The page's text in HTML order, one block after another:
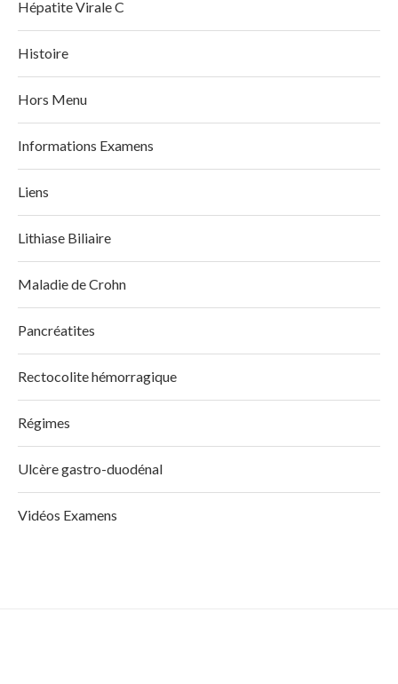
Hépatite Virale C
Histoire
Hors Menu
Informations Examens
Liens
Lithiase Biliaire
Maladie de Crohn
Pancréatites
Rectocolite hémorragique
Régimes
Ulcère gastro-duodénal
Vidéos Examens